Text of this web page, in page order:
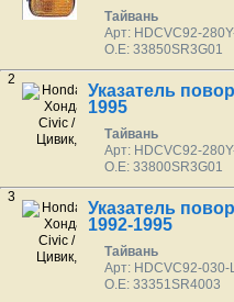
Тайвань
Арт: HDCVC92-
O.E: 33850SR3G01
2
Указатель
1995
Тайвань
Арт: HDCVC92-
O.E: 33800SR3G01
3
Указатель
1992-1995
Тайвань
Арт: HDCVC92-030-
O.E: 33351SR4003